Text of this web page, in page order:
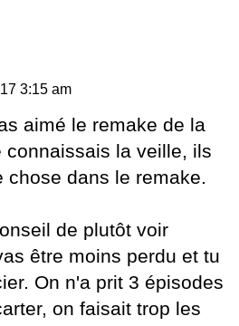
3:15 am
aimé le remake de la
connaissais la veille, ils
chose dans le remake.
de plutôt voir
être moins perdu et tu
On n'a prit 3 épisodes
on faisait trop les